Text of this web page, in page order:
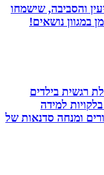
והסביבה, שישמחו
נושאים!
רגשית בילדים
למידה
ומנחה סדנאות של